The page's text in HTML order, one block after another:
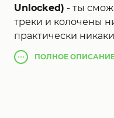
Unlocked) - ты
треки и колочены
практически
Подгружай
тапая сообразно
ПОЛНОЕ